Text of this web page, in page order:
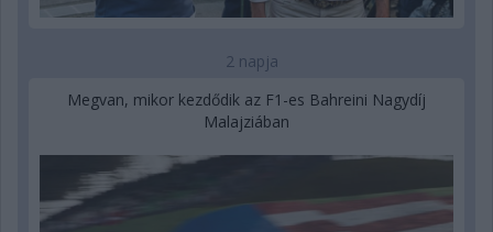
2 napja
Megvan, mikor kezdődik az F1-es Bahreini Nagydíj
Malajziában